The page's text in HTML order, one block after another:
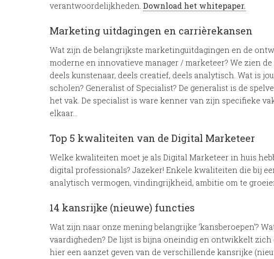
verantwoordelijkheden. Download het whitepaper.
Marketing uitdagingen en carrièrekansen
Wat zijn de belangrijkste marketinguitdagingen en de
moderne en innovatieve manager / marketeer? We zien
deels kunstenaar, deels creatief, deels analytisch. Wat is
scholen? Generalist of Specialist? De generalist is de
het vak. De specialist is ware kenner van zijn specifieke
elkaar…
Top 5 kwaliteiten van de Digital Marketeer
Welke kwaliteiten moet je als Digital Marketeer in huis
digital professionals? Jazeker! Enkele kwaliteiten die bij
analytisch vermogen, vindingrijkheid, ambitie om te
14 kansrijke (nieuwe) functies
Wat zijn naar onze mening belangrijke ‘kansberoepen’?
vaardigheden? De lijst is bijna oneindig en ontwikkelt
hier een aanzet geven van de verschillende kansrijke